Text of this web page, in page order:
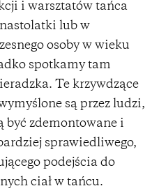
i warsztatów tańca
lub w
osoby w wieku
spotkamy tam
Te krzywdzące
są przez ludzi,
być zdemontowane i
sprawiedliwego,
podejścia do
ciał w tańcu.